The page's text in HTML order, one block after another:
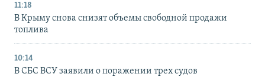
11:18
В Крыму снова снизят объемы свободной продажи
топлива
10:14
В СБС ВСУ заявили о поражении трех судов